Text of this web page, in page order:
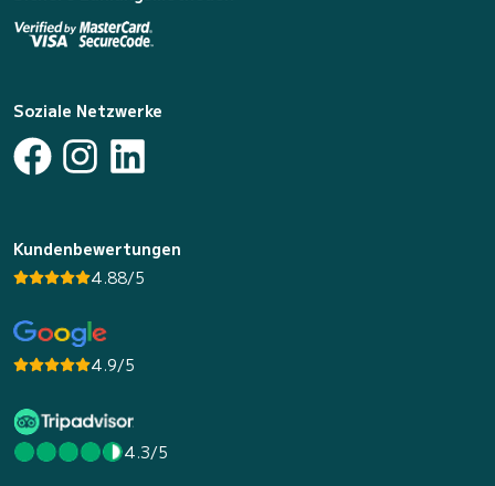
Soziale Netzwerke
Kundenbewertungen
4.88/5
4.9/5
4.3/5